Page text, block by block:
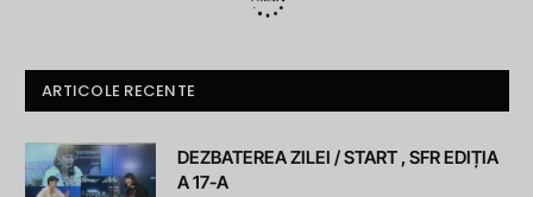
ARTICOLE RECENTE
DEZBATEREA ZILEI / START , SFR EDIȚIA
A 17-A